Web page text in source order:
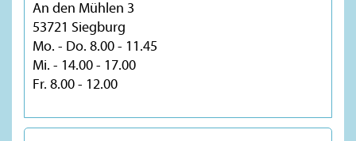
An den Mühlen 3
53721 Siegburg
Mo. - Do. 8.00 - 11.45
Mi. - 14.00 - 17.00
Fr. 8.00 - 12.00